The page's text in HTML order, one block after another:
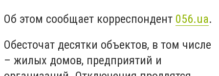
Об этом сообщает корреспондент 056.ua.
Обесточат десятки объектов, в том числе
– жилых домов, предприятий и